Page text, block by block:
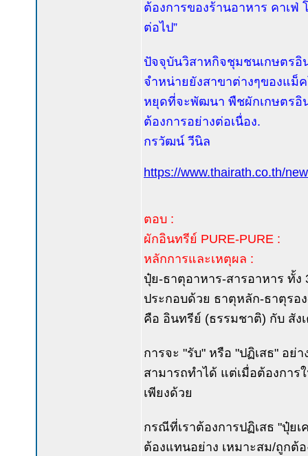
ต้องการของร้านอาหาร คาเฟ่
ต่อไป”
ปัจจุบันวิสาหกิจชุมชนเกษตร
จำหน่ายยังสาขาต่างๆของแม็
หยุดที่จะพัฒนา พืชผักเกษตร
ต้องการอย่างต่อเนื่อง.
กรวัฒน์ วีนิล
https://www.thairath.co.th/
ตอบ :
ผักอินทรีย์ PURE-PURE :
หลักการและเหตุผล :
ปุ๋ย-ธาตุอาหาร-สารอาหาร ทั้
ประกอบด้วย ธาตุหลัก-ธาตุรอ
คือ อินทรีย์ (ธรรมชาติ) กับ สัง
การจะ "รับ" หรือ "ปฏิเสธ" อย่
สามารถทำได้ แต่เมื่อต้องกา
เพียงด้วย
กรณีที่เราต้องการปฏิเสธ "ปุ๋ย
ต้องแทนอย่าง เหมาะสม/ถูกต้